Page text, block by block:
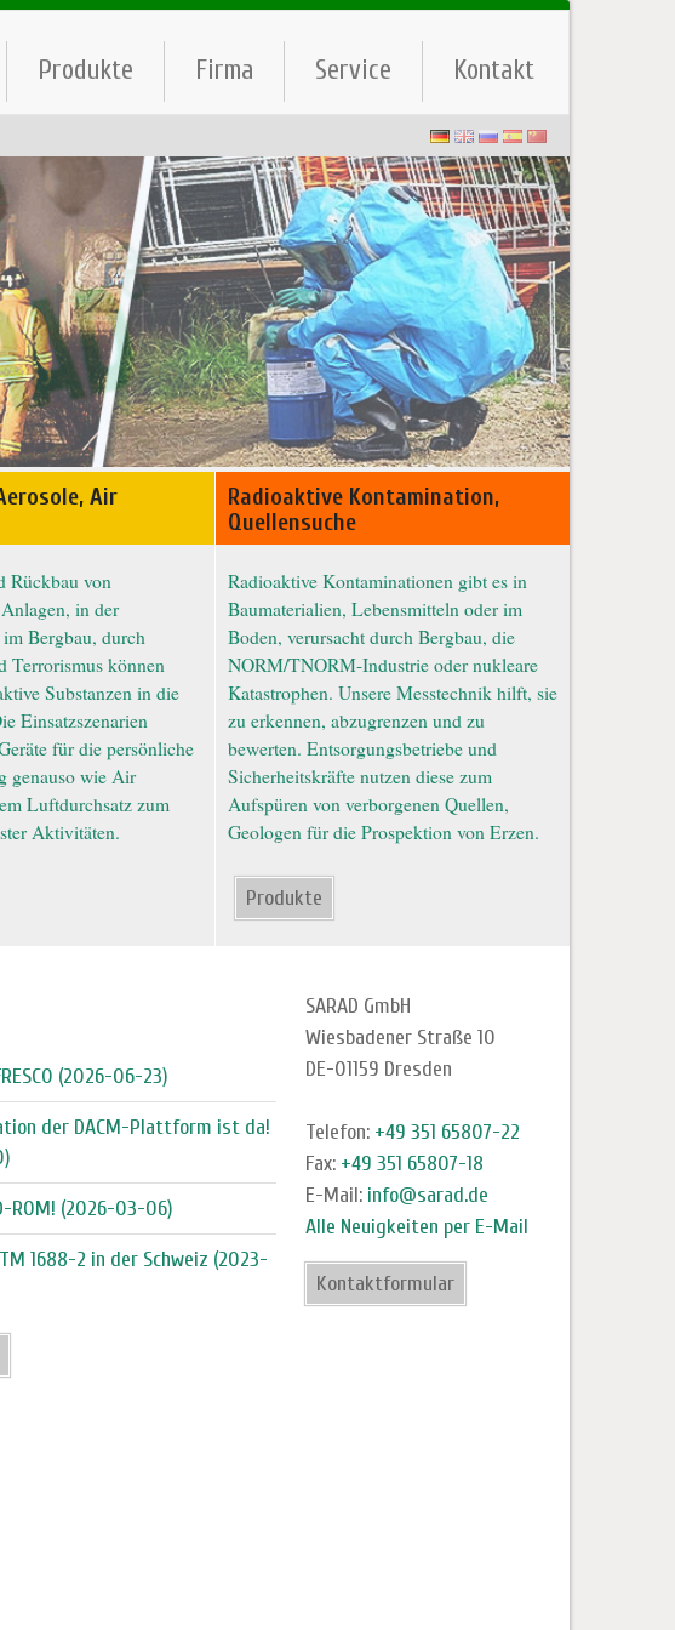
Produkte Firma Service Kontakt
Air
Rückbau von
in der
Bergbau, durch
Terrorismus können
Substanzen in die
Einsatzszenarien
für die persönliche
genauso wie Air
Luftdurchsatz zum
Aktivitäten.
Radioaktive Kontamination,
Quellensuche
Radioaktive Kontaminationen gibt es in
Baumaterialien, Lebensmitteln oder im
Boden, verursacht durch Bergbau, die
NORM/TNORM-Industrie oder nukleare
Katastrophen. Unsere Messtechnik hilft, sie
zu erkennen, abzugrenzen und zu
bewerten. Entsorgungsbetriebe und
Sicherheitskräfte nutzen diese zum
Aufspüren von verborgenen Quellen,
Geologen für die Prospektion von Erzen.
Produkte
(2026-06-23)
der DACM-Plattform ist da!
ROM! (2026-03-06)
1688-2 in der Schweiz (2023-
SARAD GmbH
Wiesbadener Straße 10
DE-01159 Dresden
Telefon: +49 351 65807-22
Fax: +49 351 65807-18
E-Mail: info@sarad.de
Alle Neuigkeiten per E-Mail
Kontaktformular